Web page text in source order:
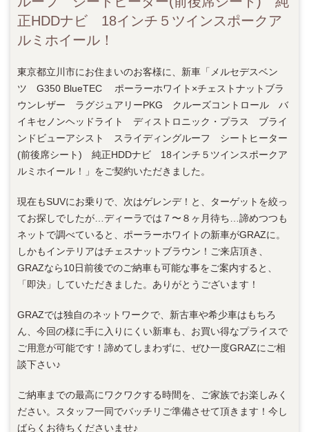
正HDDナビ 18インチ５ツインスポークア
ルミホイール！
東京都立川市にお住まいのお客様に、新車「メルセデスベン
ツ G350 BlueTEC ポーラーホワイト×チェストナットブラ
ウンレザー ラグジュアリーPKG クルーズコントロール バ
イキセノンヘッドライト ディストロニック・プラス ブライ
ンドビューアシスト スライディングルーフ シートヒーター
(前後席シート) 純正HDDナビ 18インチ５ツインスポークア
ルミホイール！」をご契約いただきました。
現在もSUVにお乗りで、次はゲレンデ！と、ターゲットを絞っ
てお探しでしたが…ディーラでは７〜８ヶ月待ち…諦めつつも
ネットで調べていると、ポーラーホワイトの新車がGRAZに。
しかもインテリアはチェスナットブラウン！ご来店頂き、
GRAZなら10日前後でのご納車も可能な事をご案内すると、
「即決」していただきました。ありがとうございます！
GRAZでは独自のネットワークで、新古車や希少車はもちろ
ん、今回の様に手に入りにくい新車も、お買い得なプライスで
ご用意が可能です！諦めてしまわずに、ぜひ一度GRAZにご相
談下さい♪
ご納車までの最高にワクワクする時間を、ご家族でお楽しみく
ださい。スタッフ一同でバッチリご準備させて頂きます！今し
ばらくお待ちくださいませ♪